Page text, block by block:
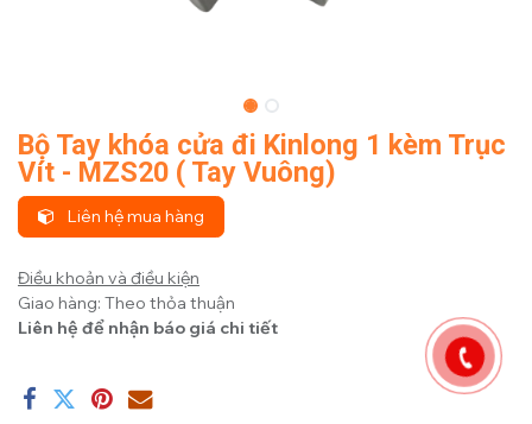
Bộ Tay khóa cửa đi Kinlong 1 kèm Trục
Vít - MZS20 ( Tay Vuông)
Liên hệ mua hàng
Điều khoản và điều kiện
Giao hàng: Theo thỏa thuận
Liên hệ để nhận báo giá chi tiết